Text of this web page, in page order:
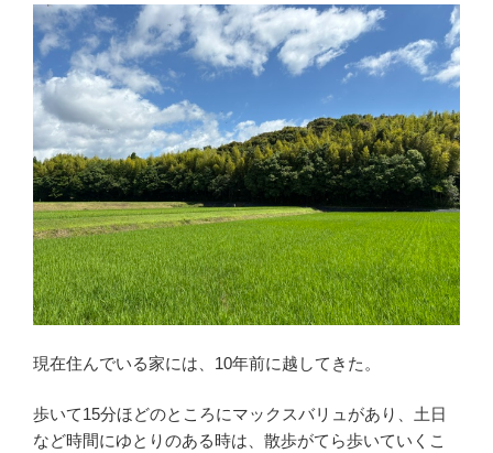
現在住んでいる家には、10年前に越してきた。
歩いて15分ほどのところにマックスバリュがあり、土日
など時間にゆとりのある時は、散歩がてら歩いていくこ